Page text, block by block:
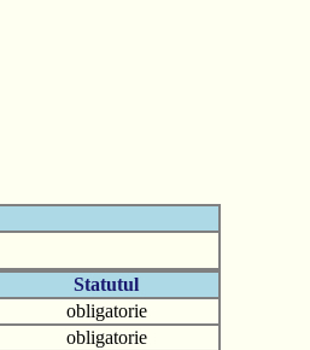
Statutul
obligatorie
obligatorie